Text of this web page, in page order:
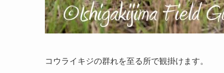
コウライキジの群れを至る所で観掛けます。